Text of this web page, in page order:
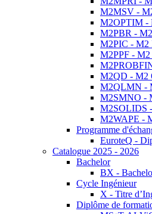
M2MSV -
M2OPTIM -
M2PBR -
M2PIC - M2
M2PPF - M2
M2QD - M2
M2QLMN -
M2SMNO -
M2SOLIDS
M2WAPE -
Programme
EuroteQ -
Catalogue 2025 - 2026
Bachelor
BX -
Cycle Ingénieur
X - Titre
Diplôme de